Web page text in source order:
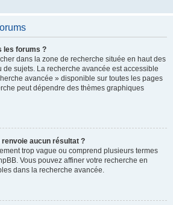
les forums ?
dans la zone de recherche située en haut des
de sujets. La recherche avancée est accessible
avancée » disponible sur toutes les pages
peut dépendre des thèmes graphiques
aucun résultat ?
trop vague ou comprend plusieurs termes
Vous pouvez affiner votre recherche en
dans la recherche avancée.